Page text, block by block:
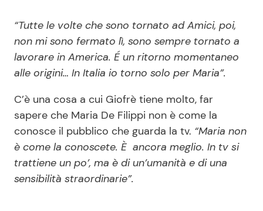
“Tutte le volte che sono tornato ad Amici, poi,
non mi sono fermato lì, sono sempre tornato a
lavorare in America. É un ritorno momentaneo
alle origini… In Italia io torno solo per Maria”.
C’è una cosa a cui Giofrè tiene molto, far
sapere che Maria De Filippi non è come la
conosce il pubblico che guarda la tv. “Maria non
è come la conoscete. È ancora meglio. In tv si
trattiene un po’, ma è di un’umanità e di una
sensibilità straordinarie”.